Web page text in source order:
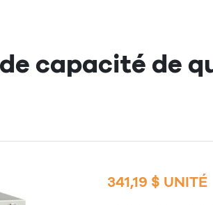
capacité de
341,19 $ UNITÉ